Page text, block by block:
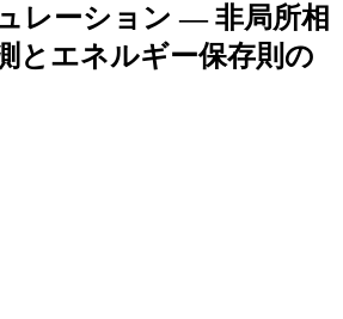
レーション — 非局所相
とエネルギー保存則の